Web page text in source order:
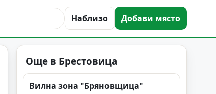
Наблизо Добави място
Още в Брестовица
Вилна зона "Бряновщица"